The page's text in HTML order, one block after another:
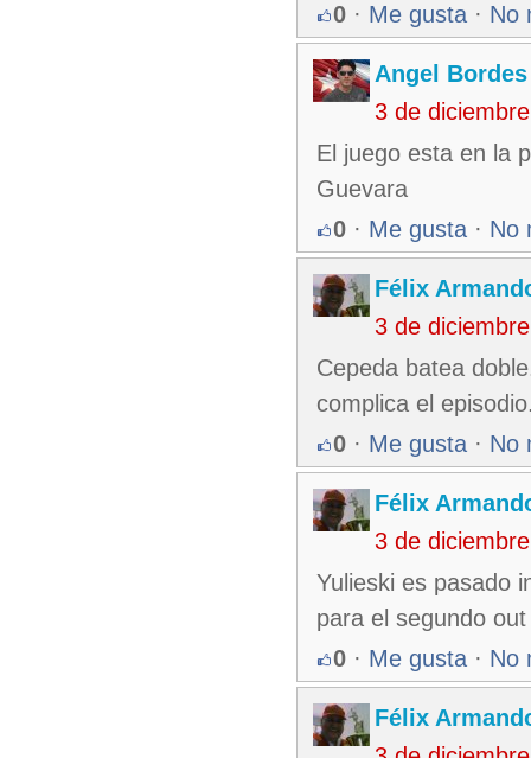
0 · Me gusta · No
Angel Bordes
3 de
El juego esta en la
Guevara
0 · Me gusta · No
Félix
3 de
Cepeda batea
complica el
0 · Me gusta · No
Félix
3 de
Yulieski es pasado
para el segundo
0 · Me gusta · No
Félix